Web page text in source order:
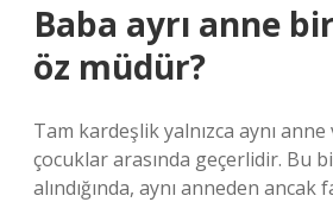
Baba ayrı anne
öz müdür?
Tam kardeşlik yalnızca aynı
çocuklar arasında geçerlidir. Bu
alındığında, aynı anneden ancak